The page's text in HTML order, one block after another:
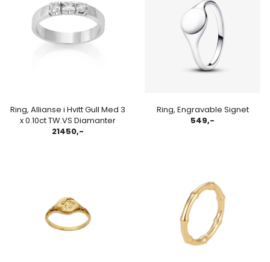
Ring, Allianse i Hvitt Gull Med 3
x 0.10ct TW.VS Diamanter
21450,-
Ring, Engravable Signet
549,-